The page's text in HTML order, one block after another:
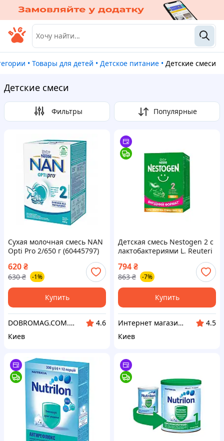
• Товары для детей • Детское питание • Детские смеси
Детские смеси
Фильтры Популярные
Сухая молочная смесь NAN
Opti Pro 2/650 г (60445797)
620₴
630 ₴ -1%
Купить
DOBROMAG.COM.UA - ДОБРОМАГ
4.6
Киев
Детская смесь Nestogen 2 с
лактобактериями L. Reuteri
(7613287110046) —
Доступный
794₴
863 ₴ -7%
Купить
Интернет магазин "Домовичок"
4.5
Киев